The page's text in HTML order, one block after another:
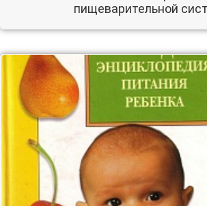
пищеварительной